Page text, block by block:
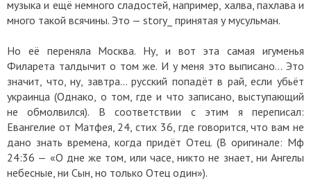
музыка и ещё немного сладостей, например, халва, пахлава и
много такой всячины. Это — story_ принятая у мусульман.
Но её переняла Москва. Ну, и вот эта самая игуменья
Филарета талдычит о том же. И у меня это выписано... Это
значит, что, ну, завтра... русский попадёт в рай, если убьёт
украинца (Однако, о том, где и что записано, выступающий
не обмолвился). В соответствии с этим я переписал:
Евангелие от Матфея, 24, стих 36, где говорится, что вам не
дано знать времена, когда придёт Отец. (В оригинале: Мф
24:36 — «О дне же том, или часе, никто не знает, ни Ангелы
небесные, ни Сын, но только Отец один»).